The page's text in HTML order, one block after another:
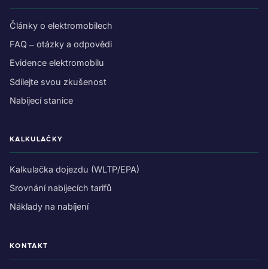
Články o elektromobilech
FAQ – otázky a odpovědi
Evidence elektromobilu
Sdílejte svou zkušenost
Nabíjecí stanice
KALKULAČKY
Kalkulačka dojezdu (WLTP/EPA)
Srovnání nabíjecích tarifů
Náklady na nabíjení
KONTAKT